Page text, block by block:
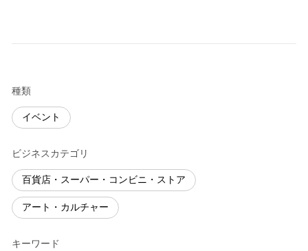
種類
イベント
ビジネスカテゴリ
百貨店・スーパー・コンビニ・ストア
アート・カルチャー
キーワード